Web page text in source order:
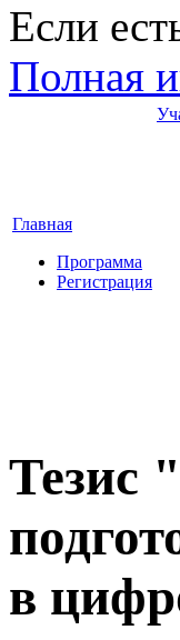
Если
Полная
Главная
Программа
Регистрация
Тезис
в